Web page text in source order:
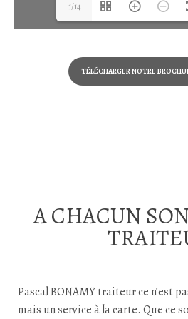
1/14
TÉLÉCHARGER NOTRE
A CHACUN
Pascal BONAMY traiteur ce n’est
mais un service à la carte. Que ce